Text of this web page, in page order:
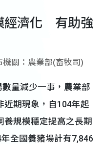
經濟化 有助強
機關：農業部(畜牧司)
量減少一事，農業部
近期現象，自104年起
規模穩定提高之長期
全國養豬場計有7,846